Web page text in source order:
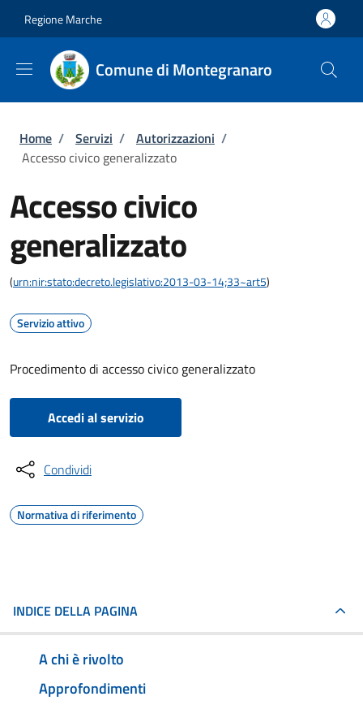
Regione Marche
Comune di Montegranaro
Briciole di pane
Home / Servizi / Autorizzazioni /
Accesso civico generalizzato
Accesso civico
generalizzato
(urn:nir:stato:decreto.legislativo:2013-03-14;33~art5)
Servizio attivo
Procedimento di accesso civico generalizzato
Accedi al servizio
Condividi
Normativa di riferimento
INDICE DELLA PAGINA
A chi è rivolto
Approfondimenti